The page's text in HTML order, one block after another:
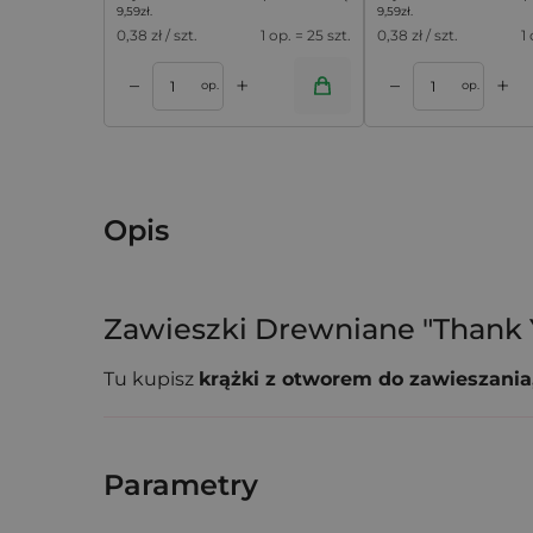
9,59zł.
0,38 zł / szt. 1 op. = 25 szt.
– op. +
9,59zł.
0,38 zł / szt. 1
– op. +
Dodaj do koszyka Dodaj do
Opis
Zawieszki Drewniane "Thank
Tu kupisz krążki z otworem do
Parametry